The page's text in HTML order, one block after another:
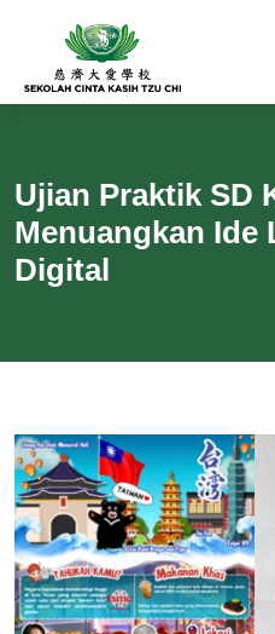
Ujian Praktik SD
Menuangkan Ide
Digital